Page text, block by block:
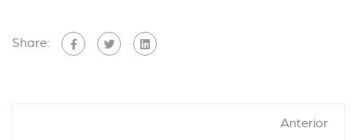
Share:
Anterior